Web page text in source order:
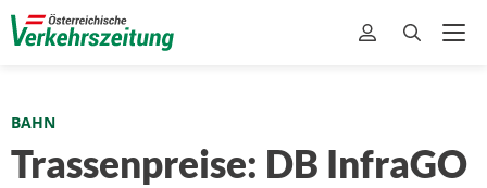
BAHN
Trassenpreise: DB InfraGO